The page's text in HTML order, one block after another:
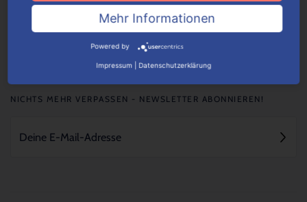
NICHTS MEHR VERPASSEN - NEWSLETTER ABONNIEREN!
Mehr Informationen
Powered by
Impressum Datenschutzerklärung